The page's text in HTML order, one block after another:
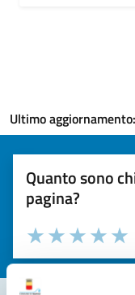
Ultimo aggiornamento:
Quanto sono
pagina?
Valuta la chiarezza
Seleziona il
Valuta
Valuta 3
Valuta 2 stelle
Valuta 1 stelle su 5